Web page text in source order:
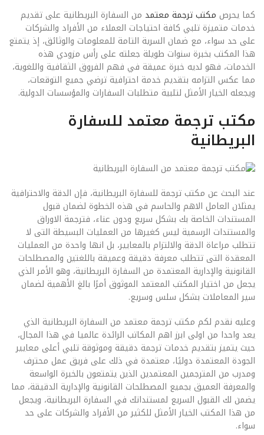
كما يحرص مكتب ترجمة معتمد من السفارة البريطانية على تقديم
خدمات متميزة تلبي كافة احتياجات العملاء من الأفراد والشركات
على حد سواء، مع ضمان السرية التامة للمعلومات والوثائق، إذ يتمتع
هذا المكتب بخبرة سنوات طويلة جعلته على رأس مزودي هذه
الخدمات، فهو لديه خبرة عميقة في فهم الفروق الثقافية واللغوية،
مما عكس التزامه بتقديم خدمة احترافية ترضي جميع التوقعات،
ويجعله الخيار الأمثل لتلبية متطلبات السفارات والمؤسسات الدولية.
مكتب ترجمة معتمد للسفارة
البريطانية
عند البحث عن مكتب ترجمة للسفارة البريطانية، فإن الدقة والاحترافية
يمثلان العامل الاهم والحاسم في هذه الخطوة لضمان قبول
المستندات الخاصة بك بشكل سريع ودون عناء، فترجمة الاوراق
والمستندات الرسمية ليس كغيرها من العمليات البسيطة التى لا
تتطلب مراعاة الدقة والالتزام بالمعايير، بل انها واحدة من العمليات
المعقدة التى تتطلب معرفة دقيقة وعميقة باللغتين والمصطلحات
القانونية والإدارية المعتمدة من السفارة البريطانية، وهو الأمر الذي
يجعل من اختيار المكتب المعتمد الموثوق أمرًا بالغ الأهمية لضمان
سير المعاملات بشكل سلس وسريع.
وعليه نقدم لكم مكتب ترجمة معتمد من السفارة البريطانية الذي
يعد واحدا من اولى ابرز اهم المكاتب الرائدة عالميا في هذا المجال،
حيث يتميز بتقديم خدمات ترجمة دقيقة وموثوقة تلبي أعلى معايير
الجودة المعتمدة دوليًا، معتمدة في ذلك على فريق عمل محترف
ومدرب من المترجمين المعتمدين الذين يتمتعون بالخبرة الواسعة
والمعرفة العميق بجميع المصطلحات القانونية والإدارية الدقيقة، مما
يضمن لك القبول السريع لمستنداتك في السفارة البريطانية، ويجعل
من هذا المكتب الخيار الأمثل للكثير من الأفراد والشركات على حد
سواء.